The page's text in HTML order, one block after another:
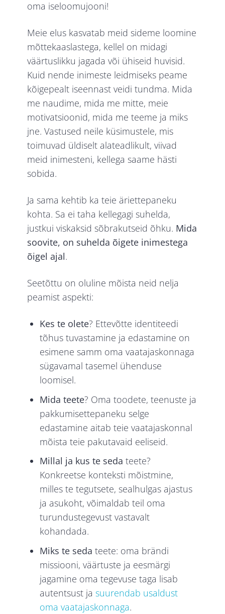
oma iseloomujooni!
Meie elus kasvatab meid sideme loomine
mõttekaaslastega, kellel on midagi
väärtuslikku jagada või ühiseid huvisid.
Kuid nende inimeste leidmiseks peame
kõigepealt iseennast veidi tundma. Mida
me naudime, mida me mitte, meie
motivatsioonid, mida me teeme ja miks
jne. Vastused neile küsimustele, mis
toimuvad üldiselt alateadlikult, viivad
meid inimesteni, kellega saame hästi
sobida.
Ja sama kehtib ka teie äriettepaneku
kohta. Sa ei taha kellegagi suhelda,
justkui viskaksid sõbrakutseid õhku. Mida
soovite, on suhelda õigete inimestega
õigel ajal.
Seetõttu on oluline mõista neid nelja
peamist aspekti:
Kes te olete? Ettevõtte identiteedi
tõhus tuvastamine ja edastamine on
esimene samm oma vaatajaskonnaga
sügavamal tasemel ühenduse
loomisel.
Mida teete? Oma toodete, teenuste ja
pakkumisettepaneku selge
edastamine aitab teie vaatajaskonnal
mõista teie pakutavaid eeliseid.
Millal ja kus te seda teete?
Konkreetse konteksti mõistmine,
milles te tegutsete, sealhulgas ajastus
ja asukoht, võimaldab teil oma
turundustegevust vastavalt
kohandada.
Miks te seda teete: oma brändi
missiooni, väärtuste ja eesmärgi
jagamine oma tegevuse taga lisab
autentsust ja suurendab usaldust
oma vaatajaskonnaga.